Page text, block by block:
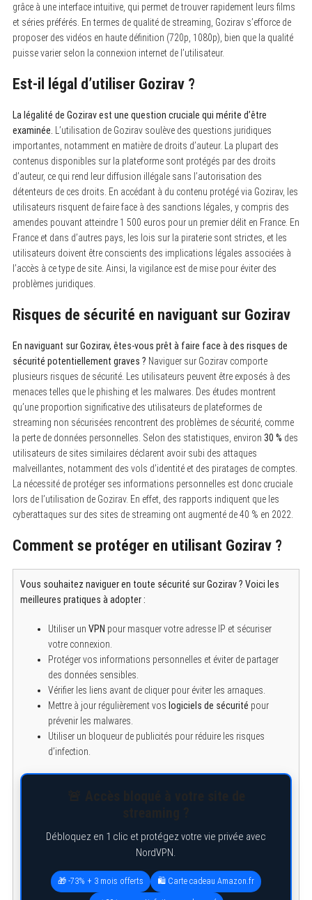
grâce à une interface intuitive, qui permet de trouver rapidement leurs films
et séries préférés. En termes de qualité de streaming, Gozirav s’efforce de
proposer des vidéos en haute définition (720p, 1080p), bien que la qualité
puisse varier selon la connexion internet de l’utilisateur.
Est-il légal d’utiliser Gozirav ?
La légalité de Gozirav est une question cruciale qui mérite d’être
examinée. L’utilisation de Gozirav soulève des questions juridiques
importantes, notamment en matière de droits d’auteur. La plupart des
contenus disponibles sur la plateforme sont protégés par des droits
d’auteur, ce qui rend leur diffusion illégale sans l’autorisation des
détenteurs de ces droits. En accédant à du contenu protégé via Gozirav, les
utilisateurs risquent de faire face à des sanctions légales, y compris des
amendes pouvant atteindre 1 500 euros pour un premier délit en France. En
France et dans d’autres pays, les lois sur la piraterie sont strictes, et les
utilisateurs doivent être conscients des implications légales associées à
l’accès à ce type de site. Ainsi, la vigilance est de mise pour éviter des
problèmes juridiques.
Risques de sécurité en naviguant sur Gozirav
En naviguant sur Gozirav, êtes-vous prêt à faire face à des risques de
sécurité potentiellement graves ? Naviguer sur Gozirav comporte
plusieurs risques de sécurité. Les utilisateurs peuvent être exposés à des
menaces telles que le phishing et les malwares. Des études montrent
qu’une proportion significative des utilisateurs de plateformes de
streaming non sécurisées rencontrent des problèmes de sécurité, comme
la perte de données personnelles. Selon des statistiques, environ 30 % des
utilisateurs de sites similaires déclarent avoir subi des attaques
malveillantes, notamment des vols d’identité et des piratages de comptes.
La nécessité de protéger ses informations personnelles est donc cruciale
lors de l’utilisation de Gozirav. En effet, des rapports indiquent que les
cyberattaques sur des sites de streaming ont augmenté de 40 % en 2022.
Comment se protéger en utilisant Gozirav ?
Vous souhaitez naviguer en toute sécurité sur Gozirav ? Voici les
meilleures pratiques à adopter :
Utiliser un VPN pour masquer votre adresse IP et sécuriser
votre connexion.
Protéger vos informations personnelles et éviter de partager
des données sensibles.
Vérifier les liens avant de cliquer pour éviter les arnaques.
Mettre à jour régulièrement vos logiciels de sécurité pour
prévenir les malwares.
Utiliser un bloqueur de publicités pour réduire les risques
d’infection.
Débloquez en 1 clic et protégez votre vie privée avec
NordVPN.
🎁 -73% + 3 mois offerts 🛍️ Carte cadeau Amazon.fr
a
o